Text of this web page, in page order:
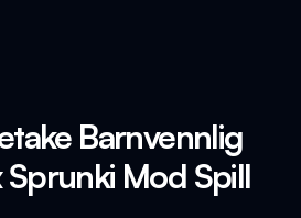
Barnvennlig
Mod Spill